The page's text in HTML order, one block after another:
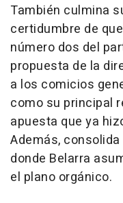
También culmina
certidumbre de
número dos del
propuesta de la
a los comicios
como su principal
apuesta que ya
Además,
donde Belarra
el plano orgánico.